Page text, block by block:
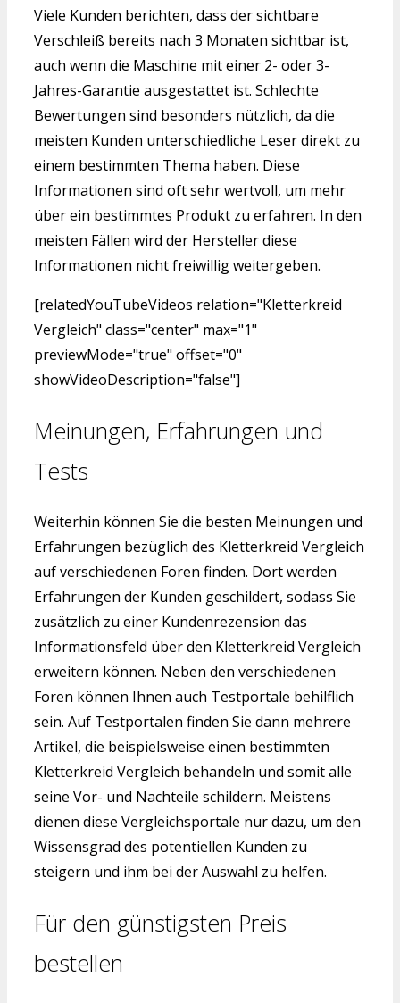
Viele Kunden berichten, dass der sichtbare
Verschleiß bereits nach 3 Monaten sichtbar ist,
auch wenn die Maschine mit einer 2- oder 3-
Jahres-Garantie ausgestattet ist. Schlechte
Bewertungen sind besonders nützlich, da die
meisten Kunden unterschiedliche Leser direkt zu
einem bestimmten Thema haben. Diese
Informationen sind oft sehr wertvoll, um mehr
über ein bestimmtes Produkt zu erfahren. In den
meisten Fällen wird der Hersteller diese
Informationen nicht freiwillig weitergeben.
[relatedYouTubeVideos relation="Kletterkreid
Vergleich" class="center" max="1"
previewMode="true" offset="0"
showVideoDescription="false"]
Meinungen, Erfahrungen und
Tests
Weiterhin können Sie die besten Meinungen und
Erfahrungen bezüglich des Kletterkreid Vergleich
auf verschiedenen Foren finden. Dort werden
Erfahrungen der Kunden geschildert, sodass Sie
zusätzlich zu einer Kundenrezension das
Informationsfeld über den Kletterkreid Vergleich
erweitern können. Neben den verschiedenen
Foren können Ihnen auch Testportale behilflich
sein. Auf Testportalen finden Sie dann mehrere
Artikel, die beispielsweise einen bestimmten
Kletterkreid Vergleich behandeln und somit alle
seine Vor- und Nachteile schildern. Meistens
dienen diese Vergleichsportale nur dazu, um den
Wissensgrad des potentiellen Kunden zu
steigern und ihm bei der Auswahl zu helfen.
Für den günstigsten Preis
bestellen